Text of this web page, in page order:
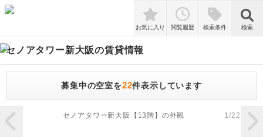
検索
お気に入り 閲覧履歴 検索条件 検索
セノアタワー新大阪の賃貸情報
募集中の空室を22件表示しています
zoom_in
セノアタワー新大阪【13階】の外観 1/22